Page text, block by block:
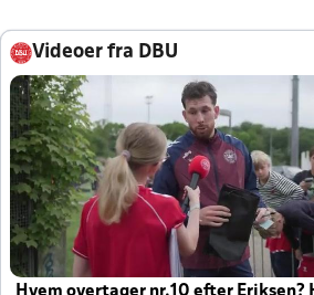
Videoer fra DBU